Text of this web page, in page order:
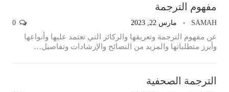
مفهوم الترجمة
SAMAH مارس 22, 2023
عن مفهوم الترجمة وتعريفها والركائز التي تعتمد عليها وأنواعها
وأبرز متطلباتها والمزيد من النصائح والإرشادات وتفاصيل…
الترجمة الصحفية